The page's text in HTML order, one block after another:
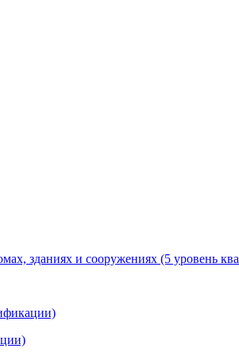
зданиях и сооружениях (5 уровень